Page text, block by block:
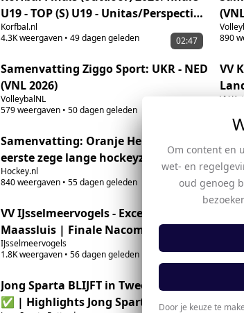
U19 - TOP (S) U19 - Unitas/Perspectief
U19
Korfbal.nl
4.3Kweergaven • 49 dagen geleden
890
02:47
Samenvatting Ziggo Sport: UKR - NED
(VNL 2026)
VolleybalNL
579weergaven • 50 dagen geleden
VV
VV
Samenvatting: Oranje Heren boeken
eerste zege lange hockeyzomer
Hockey.nl
840weergaven • 55 dagen geleden
935
3:22:50
VV IJsselmeervogels - Excelsior
Maassluis | Finale Nacompetitie
Tweede Divisie
IJsselmeervogels
1.8Kweergaven • 56 dagen geleden
588
Jong Sparta BLIJFT in Tweede Divisie!
✅ | Highlights Jong Sparta
Om content en
wet- en
oud genoeg
Door je keuze te